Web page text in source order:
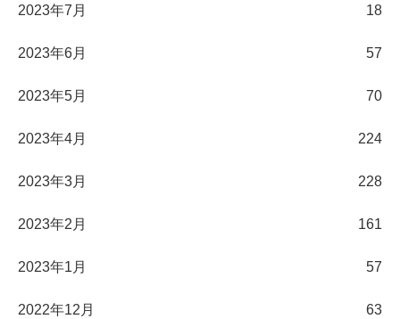
2023年7月 18
2023年6月 57
2023年5月 70
2023年4月 224
2023年3月 228
2023年2月 161
2023年1月 57
2022年12月 63